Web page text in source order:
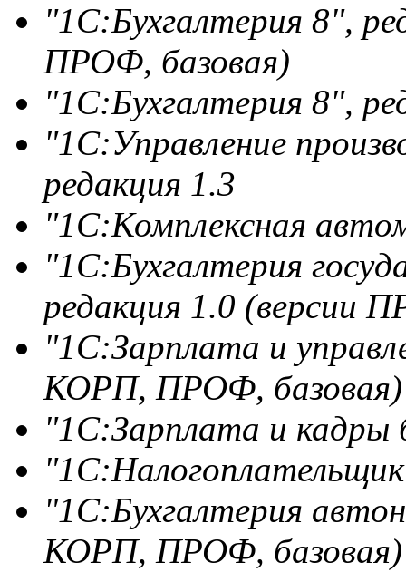
"1С:Бухгалтерия 8",
ПРОФ, базовая)
"1С:Бухгалтерия 8",
"1С:Управление
редакция 1.3
"1С:Комплексная
"1С:Бухгалтерия
редакция 1.0 (версии
"1С:Зарплата и
КОРП, ПРОФ, базовая)
"1С:Зарплата и
"1С:Бухгалтерия
КОРП, ПРОФ, базовая)